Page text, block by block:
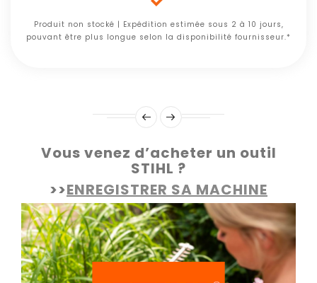
Produit non stocké | Expédition estimée sous 2 à 10 jours,
pouvant être plus longue selon la disponibilité fournisseur.*
Vous venez d’acheter un outil
STIHL ?
>>ENREGISTRER SA MACHINE